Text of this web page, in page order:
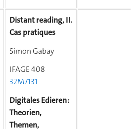
Distant reading, II.
Cas pratiques
Simon Gabay
IFAGE 408
32M7131
Digitales Edieren :
Theorien,
Themen,